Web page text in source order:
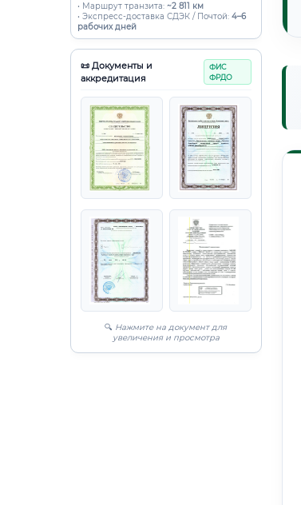
• Маршрут транзита: ~2 811 км
• Экспресс-доставка СДЭК / Почтой: 4–6
рабочих дней
📜 Документы и
аккредитация
ФИС
ФРДО
🔍 Нажмите на документ для
увеличения и просмотра